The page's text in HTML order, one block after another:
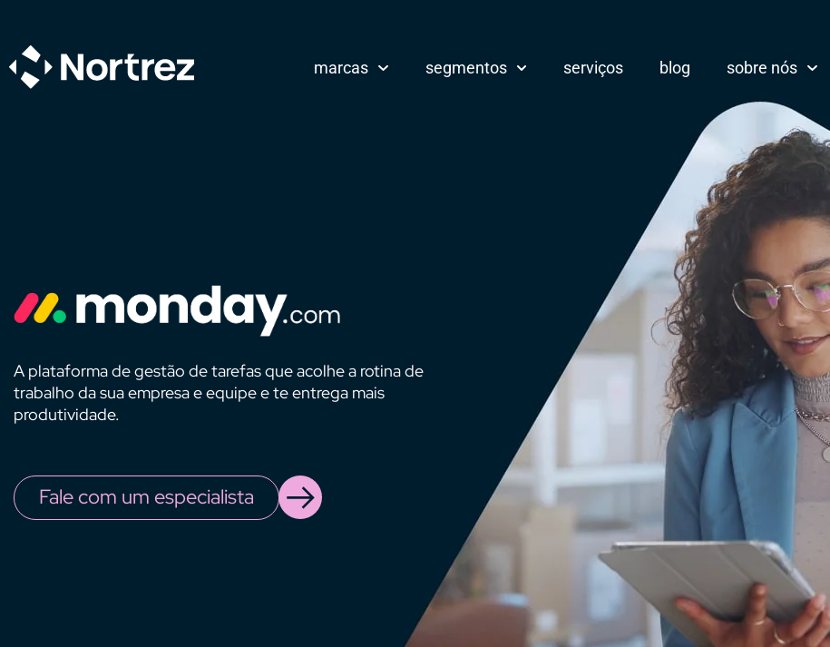
marcas segmentos serviços blog sobre nós
A plataforma de gestão de tarefas que acolhe a rotina de
trabalho da sua empresa e equipe e te entrega mais
produtividade.
Fale com um especialista